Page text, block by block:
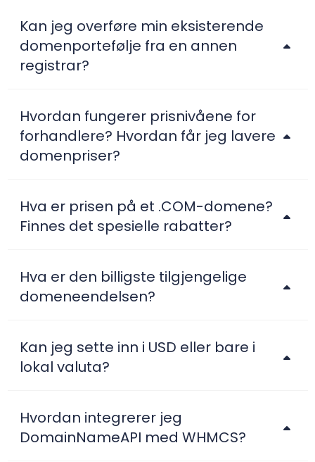
Kan jeg overføre min eksisterende
domenportefølje fra en annen
registrar?
Hvordan fungerer prisnivåene for
forhandlere? Hvordan får jeg lavere
domenpriser?
Hva er prisen på et .COM-domene?
Finnes det spesielle rabatter?
Hva er den billigste tilgjengelige
domeneendelsen?
Kan jeg sette inn i USD eller bare i
lokal valuta?
Hvordan integrerer jeg
DomainNameAPI med WHMCS?